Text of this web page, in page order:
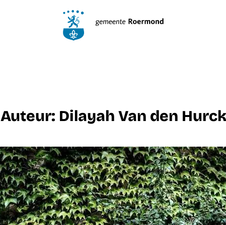
Auteur: Dilayah Van den Hurck